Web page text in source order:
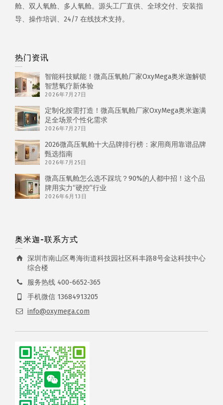
舱、双人氧舱、多人氧舱。源头工厂直供、全球交付、安装指
导、操作培训、24/7 在线技术支持。
热门资讯
智能科技赋能！微高压氧舱厂家OxyMega奥米迦解锁
智慧氧疗新体验
2026年7月27日
定制化按需打造！微高压氧舱厂家OxyMega奥米迦满
足全场景个性化需求
2026年7月27日
2026微高压氧舱十大品牌排行榜：家用商用靠谱品牌
甄选指南
2026年7月25日
微高压氧舱怎么选不踩坑？90%的人都中招！这个品
牌用实力“硬控”行业
2026年6月13日
奥米迦-联系方式
深圳市南山区粤海街道科技园社区科丰路8号金达科技中心
综合楼
服务热线 400-6652-365
手机微信 13684913205
info@oxymega.com